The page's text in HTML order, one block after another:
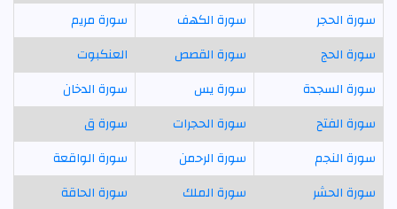
سورة الحجر
سورة الكهف
سورة مريم
سورة الحج
سورة القصص
العنكبوت
سورة السجدة
سورة يس
سورة الدخان
سورة الفتح
سورة الحجرات
سورة ق
سورة النجم
سورة الرحمن
سورة الواقعة
سورة الحشر
سورة الملك
سورة الحاقة